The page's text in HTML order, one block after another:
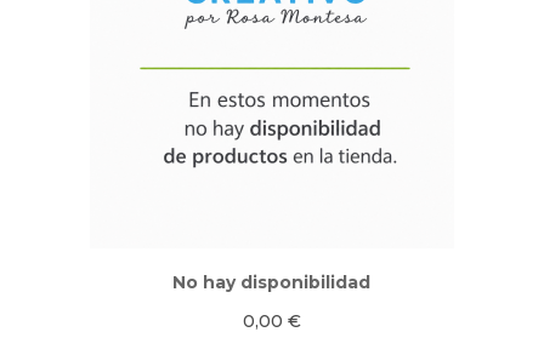
No hay disponibilidad
0,00 €